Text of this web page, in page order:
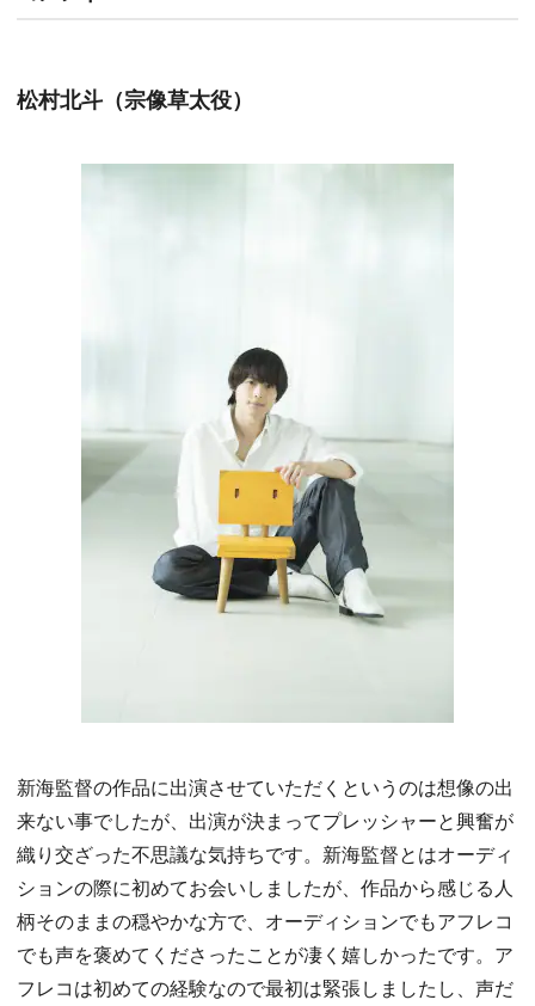
松村北斗（宗像草太役）
新海監督の作品に出演させていただくというのは想像の出
来ない事でしたが、出演が決まってプレッシャーと興奮が
織り交ざった不思議な気持ちです。新海監督とはオーディ
ションの際に初めてお会いしましたが、作品から感じる人
柄そのままの穏やかな方で、オーディションでもアフレコ
でも声を褒めてくださったことが凄く嬉しかったです。ア
フレコは初めての経験なので最初は緊張しましたし、声だ